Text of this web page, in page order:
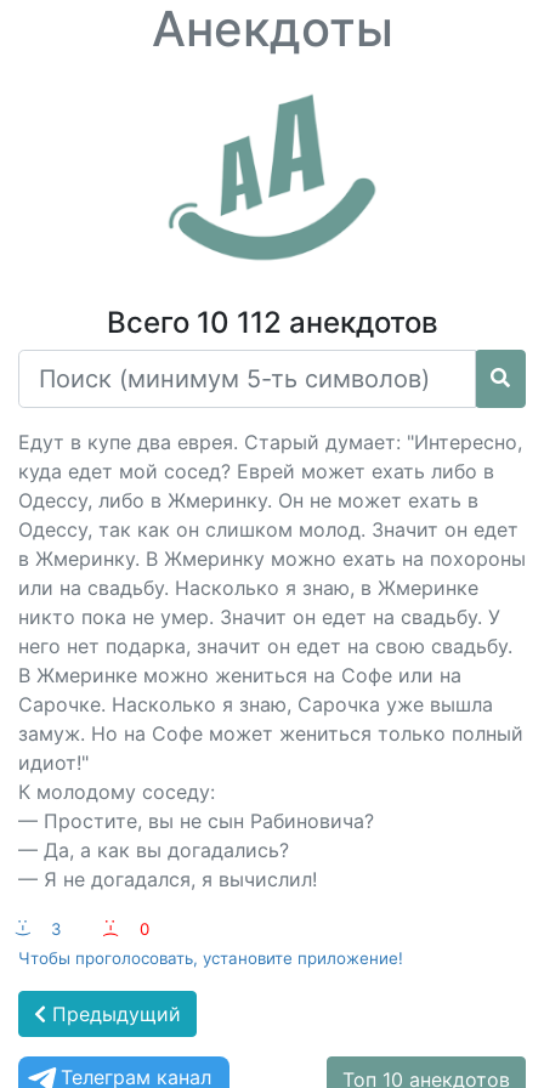
Анекдоты
Всего 10 112 анекдотов
Едут в купе два еврея. Старый думает: "Интересно,
куда едет мой сосед? Еврей может ехать либо в
Одессу, либо в Жмеринку. Он не может ехать в
Одессу, так как он слишком молод. Значит он едет
в Жмеринку. В Жмеринку можно ехать на похороны
или на свадьбу. Насколько я знаю, в Жмеринке
никто пока не умер. Значит он едет на свадьбу. У
него нет подарка, значит он едет на свою свадьбу.
В Жмеринке можно жениться на Софе или на
Сарочке. Насколько я знаю, Сарочка уже вышла
замуж. Но на Софе может жениться только полный
идиот!"
К молодому соседу:
— Простите, вы не сын Рабиновича?
— Да, а как вы догадались?
— Я не догадался, я вычислил!
:-) 3 :-(
0
Чтобы проголосовать, установите приложение!
Предыдущий
Телеграм канал Топ 10 анекдотов